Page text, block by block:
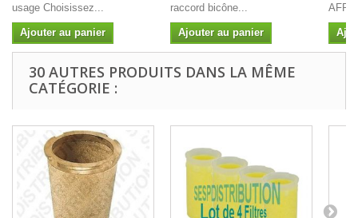
usage Choisissez...
Ajouter au panier
raccord bicône...
Ajouter au panier
30 AUTRES PRODUITS DANS LA MÊME
CATÉGORIE :